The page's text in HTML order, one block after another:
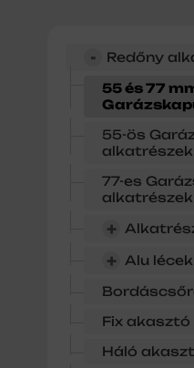
-
Redőny
55 és 77
55-ös
alkatrészek
77-es
alkatrészek
+
+
Alu lécek
Fix akasztó
Háló